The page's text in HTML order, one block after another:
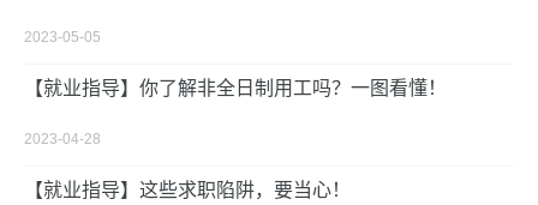
2023-05-05
【就业指导】你了解非全日制用工吗？一图看懂！
2023-04-28
【就业指导】这些求职陷阱，要当心！